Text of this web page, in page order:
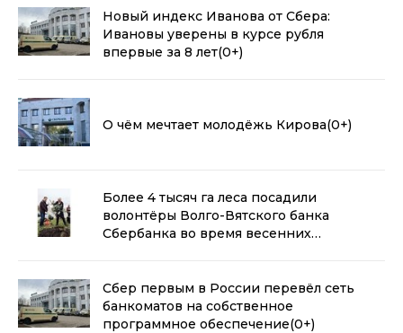
Новый индекс Иванова от Сбера:
Ивановы уверены в курсе рубля
впервые за 8 лет(0+)
О чём мечтает молодёжь Кирова(0+)
Более 4 тысяч га леса посадили
волонтёры Волго-Вятского банка
Сбербанка во время весенних
Сбер первым в России перевёл сеть
банкоматов на собственное
программное обеспечение(0+)